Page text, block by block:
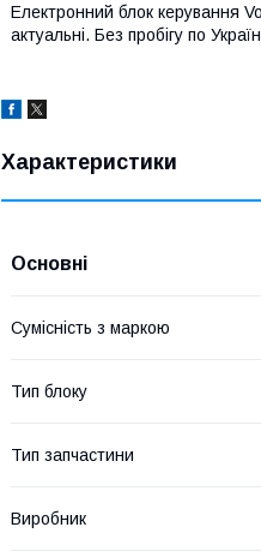
Електронний блок керування
актуальні. Без пробігу по
Характеристики
Основні
Сумісність з маркою
Тип блоку
Тип запчастини
Виробник